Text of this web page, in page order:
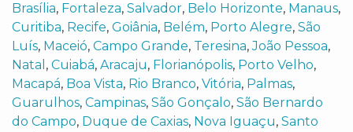
Brasília, Fortaleza, Salvador, Belo Horizonte, Manaus,
Curitiba, Recife, Goiânia, Belém, Porto Alegre, São
Luís, Maceió, Campo Grande, Teresina,João Pessoa,
Natal , Cuiabá, Aracaju, Florianópolis, Porto Velho,
Macapá, Boa Vista, Rio Branco, Vitória, Palmas,
Guarulhos, Campinas, São Gonçalo, São Bernardo
do Campo, Duque de Caxias, Nova Iguaçu, Santo